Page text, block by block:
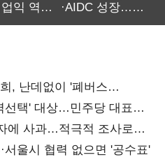
익 역대
·AIDC 성장…
, 난데없이 '폐버스
선택' 대상…민주당 대표로
에 사과…적극적 조사로
울시 협력 없으면 '공수표'